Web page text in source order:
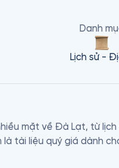
Danh
Lịch sử -
mặt về Đà Lạt, từ